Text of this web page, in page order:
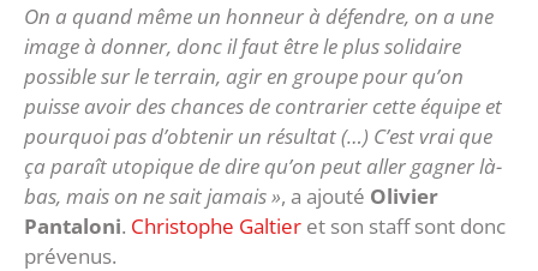
On a quand même un honneur à défendre, on a une
image à donner, donc il faut être le plus solidaire
possible sur le terrain, agir en groupe pour qu’on
puisse avoir des chances de contrarier cette équipe et
pourquoi pas d’obtenir un résultat (…) C’est vrai que
ça paraît utopique de dire qu’on peut aller gagner là-
bas, mais on ne sait jamais », a ajouté Olivier
Pantaloni. Christophe Galtier et son staff sont donc
prévenus.